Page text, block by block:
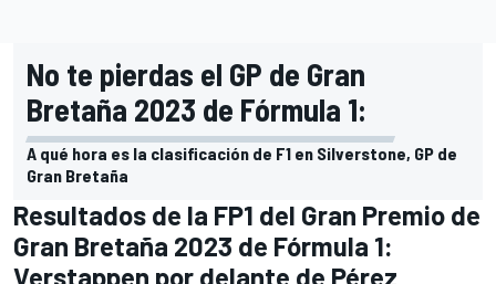
No te pierdas el GP de Gran
Bretaña 2023 de Fórmula 1:
A qué hora es la clasificación de F1 en Silverstone, GP de
Gran Bretaña
Resultados de la FP1 del Gran Premio de
Gran Bretaña 2023 de Fórmula 1:
Verstappen por delante de Pérez